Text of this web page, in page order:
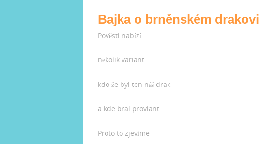
Bajka o brněnském drakovi
Pověsti nabízí
několik variant
kdo že byl ten náš drak
a kde bral proviant.
Proto to zjevíme